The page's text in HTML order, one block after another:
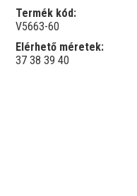
Termék kód:
V5663-60
Elérhető méretek:
37 38 39 40